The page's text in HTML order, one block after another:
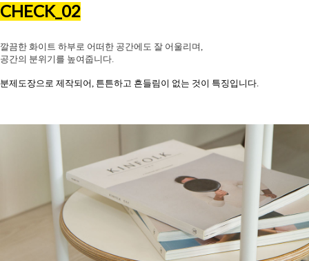
CHECK_02
깔끔한 화이트 하부로 어떠한 공간에도 잘 어울리며,
공간의 분위기를 높여줍니다.
분제도장으로 제작되어, 튼튼하고 흔들림이 없는 것이 특징입니다.